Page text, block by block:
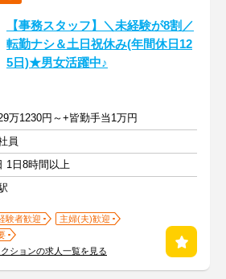
【事務スタッフ】＼未経験が8割／
転勤ナシ＆土日祝休み(年間休日12
5日)★男女活躍中♪
万1230円～+皆勤手当1万円
員
1日8時間以上
験者歓迎
主婦(夫)歓迎
ションの求人一覧を見る